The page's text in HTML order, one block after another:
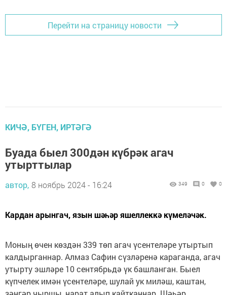
Перейти на страницу новости
КИЧӘ, БҮГЕН, ИРТӘГӘ
Буада быел 300дән күбрәк агач
утырттылар
автор, 8 ноябрь 2024 - 16:24 349 0 0
Кардан арынгач, язын шәһәр яшеллеккә күмеләчәк.
Моның өчен көздән 339 төп агач үсентеләре утыртып
калдырганнар. Алмаз Сафин сүзләренә караганда, агач
утырту эшләре 10 сентябрьдә үк башланган. Быел
күпчелек имән үсентеләре, шулай ук миләш, каштан,